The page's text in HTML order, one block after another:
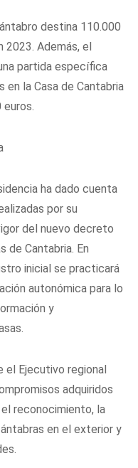
destina 110.000
2023. Además, el
partida específica
en la Casa de Cantabria
ha dado cuenta
por su
del nuevo decreto
de Cantabria. En
inicial se practicará
autonómica para lo
y
el Ejecutivo regional
adquiridos
reconocimiento, la
en el exterior y